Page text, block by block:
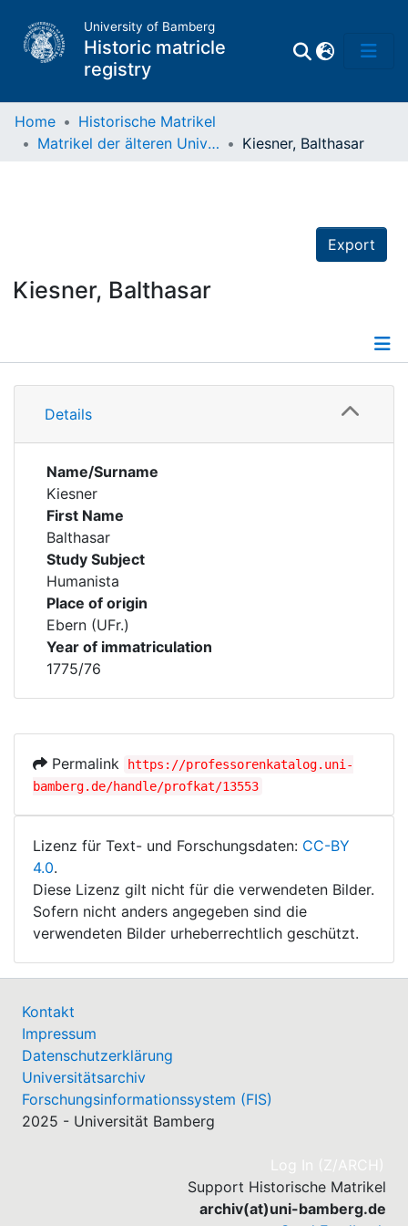
University of Bamberg
Historic matricle
registry
Home
Historische Matrikel
Matrikel der älteren Universität
Kiesner, Balthasar
Export
Kiesner, Balthasar
Details
Details
Name/Surname
Kiesner
First Name
Balthasar
Study Subject
Humanista
Place of origin
Ebern (UFr.)
Year of immatriculation
1775/76
Permalink
https://professorenkatalog.uni-
bamberg.de/handle/profkat/13553
Lizenz für Text- und Forschungsdaten: CC-BY
4.0.
Diese Lizenz gilt nicht für die verwendeten Bilder.
Sofern nicht anders angegeben sind die
verwendeten Bilder urheberrechtlich geschützt.
Kontakt
Impressum
Datenschutzerklärung
Universitätsarchiv
Forschungsinformationssystem (FIS)
2025 - Universität Bamberg
Log In (Z/ARCH)
Support Historische Matrikel
archiv(at)uni-bamberg.de